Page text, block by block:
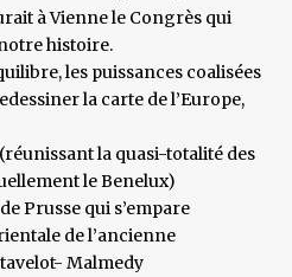
à Vienne le Congrès qui
histoire.
les puissances coalisées
la carte de l’Europe,
la quasi-totalité des
le Benelux)
Prusse qui s’empare
de l’ancienne
Malmedy